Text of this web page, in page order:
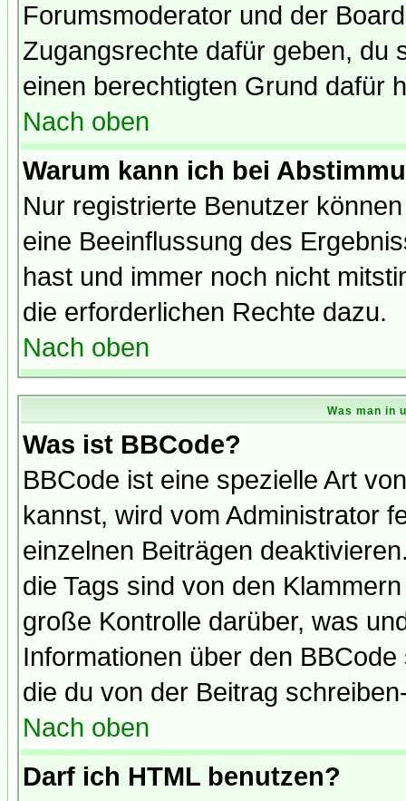
Forumsmoderator und der
Zugangsrechte dafür geben, du
einen berechtigten Grund dafür
Nach oben
Warum kann ich bei
Nur registrierte Benutzer
eine Beeinflussung des
hast und immer noch nicht
die erforderlichen Rechte dazu.
Nach oben
Was man in
Was ist BBCode?
BBCode ist eine spezielle Art
kannst, wird vom Administrator
einzelnen Beiträgen
die Tags sind von den
große Kontrolle darüber, was
Informationen über den
die du von der Beitrag
Nach oben
Darf ich HTML benutzen?